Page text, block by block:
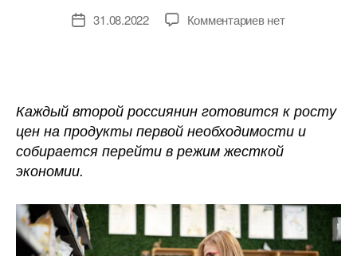
Дата31.08.2022 Комментариевк
цен
одежду
и
нет
Каждый второй россиянин готовится к росту
цен на продукты первой необходимости и
собирается перейти в режим жесткой
экономии.